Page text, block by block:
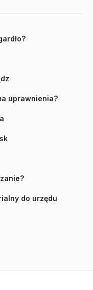
uprawnienia?
do urzędu